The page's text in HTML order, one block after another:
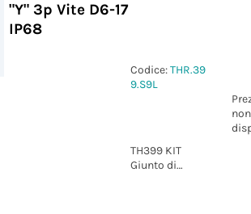
"Y" 3p Vite D6-17
IP68
Codice:THR.39
9.S9L
non
TH399 KIT
Giunto di